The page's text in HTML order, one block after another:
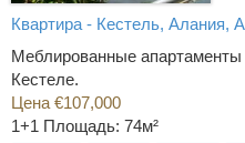
Квартира - Кестель, Алания,
Меблированные апартаменты
Кестеле.
Цена €107,000
1+1 Площадь: 74м²